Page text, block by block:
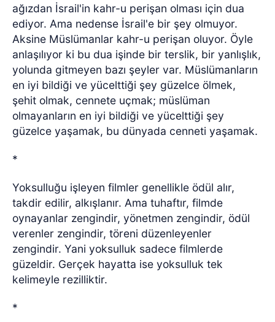
ağızdan İsrail'in kahr-u perişan olması için dua
ediyor. Ama nedense İsrail'e bir şey olmuyor.
Aksine Müslümanlar kahr-u perişan oluyor. Öyle
anlaşılıyor ki bu dua işinde bir terslik, bir yanlışlık,
yolunda gitmeyen bazı şeyler var. Müslümanların
en iyi bildiği ve yücelttiği şey güzelce ölmek,
şehit olmak, cennete uçmak; müslüman
olmayanların en iyi bildiği ve yücelttiği şey
güzelce yaşamak, bu dünyada cenneti yaşamak.
*
Yoksulluğu işleyen filmler genellikle ödül alır,
takdir edilir, alkışlanır. Ama tuhaftır, filmde
oynayanlar zengindir, yönetmen zengindir, ödül
verenler zengindir, töreni düzenleyenler
zengindir. Yani yoksulluk sadece filmlerde
güzeldir. Gerçek hayatta ise yoksulluk tek
kelimeyle rezilliktir.
*